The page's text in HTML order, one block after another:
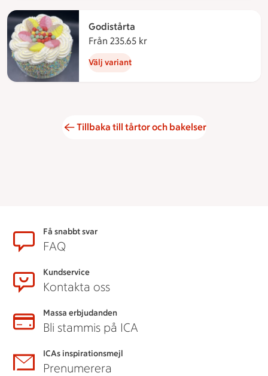
Godistårta
Från 235.65 kr
Välj variant
Tillbaka till tårtor och bakelser
SidfotFå snabbt svar
FAQ
Kundservice
Kontakta oss
Massa erbjudanden
Bli stammis på ICA
ICAs inspirationsmejl
Prenumerera